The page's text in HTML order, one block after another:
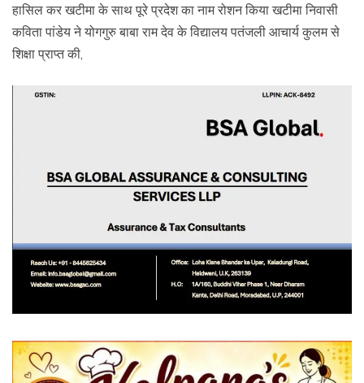
हासिल कर खटीमा के साथ पूरे प्रदेश का नाम रोशन किया खटीमा निवासी
कविता पांडेय ने योगगुरु बाबा राम देव के विद्यालय पतंजली आचार्य कुलम से
शिक्षा प्राप्त की,